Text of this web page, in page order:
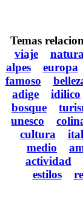
Temas
viaje
alpes
europa
famoso
adige
idilico
bosque
unesco
cultura
medio
actividad
estilos